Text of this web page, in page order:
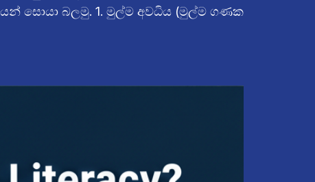
සොයා බලමු. 1. මුල්ම අවධිය (මුල්ම ගණක